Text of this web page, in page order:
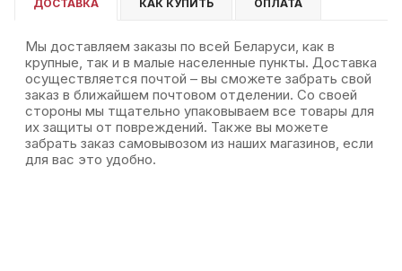
ДОСТАВКА КАК КУПИТЬ ОПЛАТА
Мы доставляем заказы по всей Беларуси, как в
крупные, так и в малые населенные пункты. Доставка
осуществляется почтой – вы сможете забрать свой
заказ в ближайшем почтовом отделении. Со своей
стороны мы тщательно упаковываем все товары для
их защиты от повреждений. Также вы можете
забрать заказ самовывозом из наших магазинов, если
для вас это удобно.